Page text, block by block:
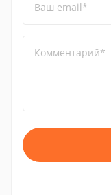
Ваш email*
Комментарий*